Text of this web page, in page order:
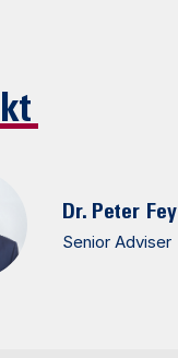
Dr. Peter Fey
Senior Adviser